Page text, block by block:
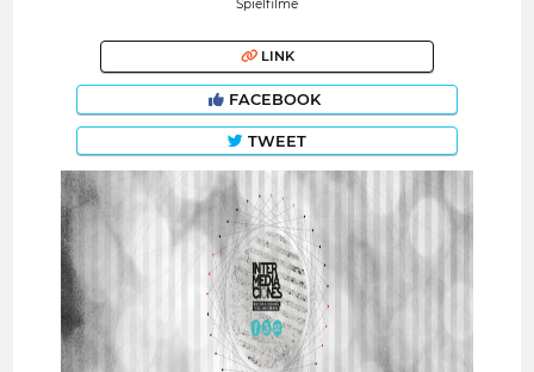
Spielfilme
LINK
FACEBOOK
TWEET